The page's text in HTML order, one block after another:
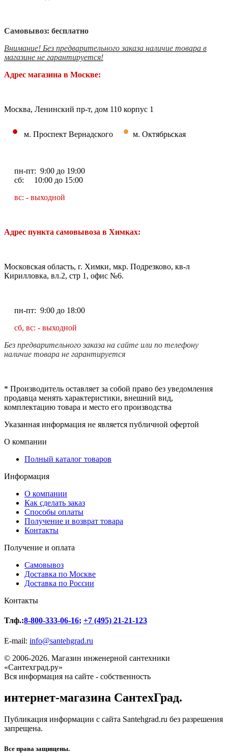
Самовывоз: бесплатно
Внимание! Без предварительного заказа наличие товара в
магазине не гарантируется!
Адрес магазина в Москве:
Москва, Ленинский пр-т, дом 110 корпус 1
• м. Проспект Вернадского • м. Октябрьская
пн-пт: 9:00 до 19:00
сб: 10:00 до 15:00
вс: - выходной
Адрес пункта самовывоза в Химках:
Московская область, г. Химки, мкр. Подрезково, кв-л
Кирилловка, вл.2, стр 1, офис №6.
пн-пт: 9:00 до 18:00
сб, вс: - выходной
Без предварительного заказа на сайте или по телефону
наличие товара не гарантируется
* Производитель оставляет за собой право без уведомления
продавца менять характеристики, внешний вид,
комплектацию товара и место его производства
Указанная информация не является публичной офертой
О компании
Полный каталог товаров
Информация
О компании
Как сделать заказ
Способы оплаты
Получение и возврат товара
Контакты
Получение и оплата
Самовывоз
Доставка по Москве
Доставка по России
Контакты
Тлф.:8-800-333-06-16; +7 (495) 21-21-123
E-mail: info@santehgrad.ru
© 2006-2026. Магазин инженерной сантехники
«Сантехград.ру»
Вся информация на сайте - собственность
интернет-магазина СантехГрад.
Публикация информации с сайта Santehgrad.ru без разрешения
запрещена.
Все права защищены.